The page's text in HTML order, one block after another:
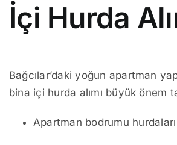
İçi Hurda
Bağcılar’daki yoğun apartman
bina içi hurda alımı büyük önem
Apartman bodrumu hurdaları